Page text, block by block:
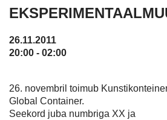
26.11.2011
20:00 - 02:00
26. novembril toimub
Global Container.
Seekord juba numbriga XX ja